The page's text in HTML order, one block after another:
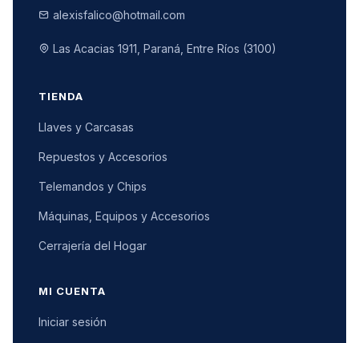
alexisfalico@hotmail.com
Las Acacias 1911, Paraná, Entre Ríos (3100)
TIENDA
Llaves y Carcasas
Repuestos y Accesorios
Telemandos y Chips
Máquinas, Equipos y Accesorios
Cerrajería del Hogar
MI CUENTA
Iniciar sesión